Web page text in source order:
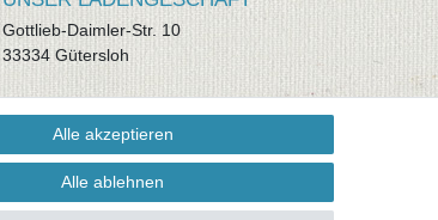
Gottlieb-Daimler-Str. 10
33334 Gütersloh
ÖFFNUNGSZEITEN
Montag - Dienstag: 8.00 - 18.00 Uhr,
Mittwoch Ruhetag, Donnerstag: 8.00 -
18.00 Uhr, Freitag 8.00 - 14.00 Uhr
Alle akzeptieren
Alle ablehnen